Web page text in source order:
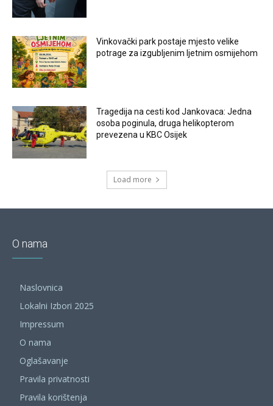
Vinkovački park postaje mjesto velike
potrage za izgubljenim ljetnim osmijehom
Tragedija na cesti kod Jankovaca: Jedna
osoba poginula, druga helikopterom
prevezena u KBC Osijek
Load more
O nama
Naslovnica
Lokalni Izbori 2025
Impressum
O nama
Oglašavanje
Pravila privatnosti
Pravila korištenja